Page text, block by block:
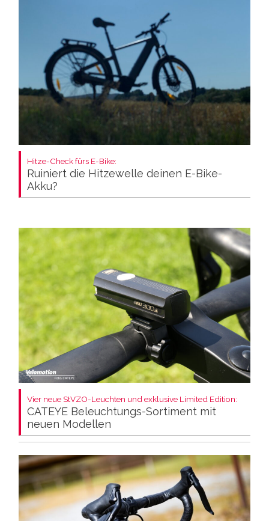
Hitze-Check fürs E-Bike:
Ruiniert die Hitzewelle deinen E-Bike-
Akku?
Vier neue StVZO-Leuchten und exklusive Limited Edition:
CATEYE Beleuchtungs-Sortiment mit
neuen Modellen